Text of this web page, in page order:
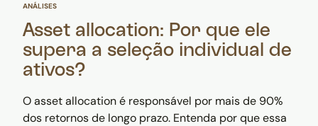
ANÁLISES
Asset allocation: Por que ele
supera a seleção individual de
ativos?
O asset allocation é responsável por mais de 90%
dos retornos de longo prazo. Entenda por que essa